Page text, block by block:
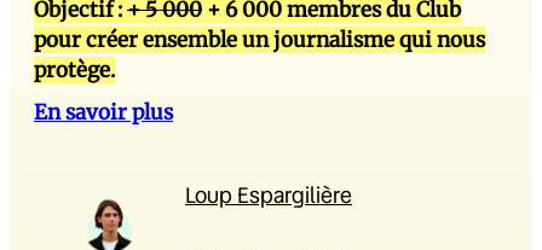
Objectif :+ 5 000 + 6 000 membres du Club
pour créer ensemble un journalisme qui nous
protège.
En savoir plus
Loup Espargilière